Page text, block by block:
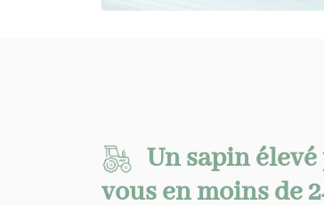
Un sapin
vous en moins de